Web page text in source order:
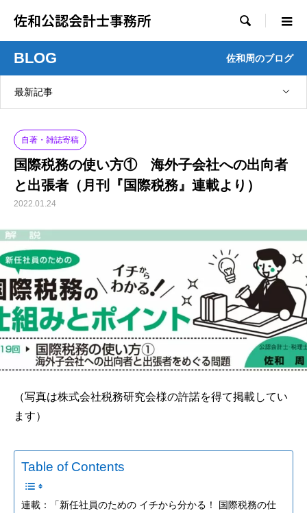
佐和公認会計士事務所 
BLOG 佐和周のブログ
最新記事
自著・雑誌寄稿
国際税務の使い方① 海外子会社への出向者
と出張者（月刊『国際税務』連載より）
2022.01.24
（写真は株式会社税務研究会様の許諾を得て掲載してい
ます）
Table of Contents
連載：「新任社員のための イチから分かる！ 国際税務の仕